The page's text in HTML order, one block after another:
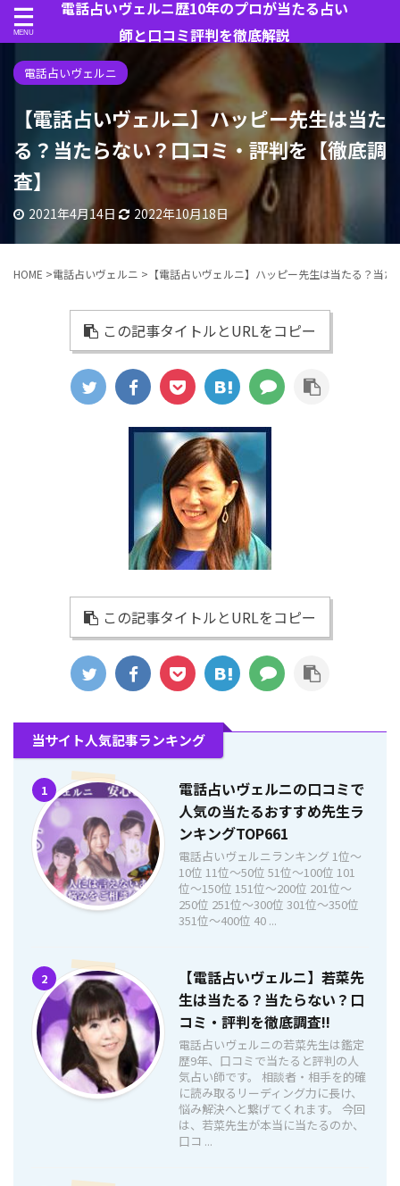
電話占いヴェルニ歴10年のプロが当たる占い
師と口コミ評判を徹底解説
電話占いヴェルニ
【電話占いヴェルニ】ハッピー先生は当た
る？当たらない？口コミ・評判を【徹底調
査】
2021年4月14日 2022年10月18日
HOME >電話占いヴェルニ > 【電話占いヴェルニ】ハッピー先生は当たる？当
この記事タイトルとURLをコピー
この記事タイトルとURLをコピー
当サイト人気記事ランキング
1
電話占いヴェルニの口コミで
人気の当たるおすすめ先生ラ
ンキングTOP661
電話占いヴェルニランキング 1位〜
10位 11位〜50位 51位〜100位 101
位〜150位 151位〜200位 201位〜
250位 251位〜300位 301位〜350位
351位〜400位 40 ...
2
【電話占いヴェルニ】若菜先
生は当たる？当たらない？口
コミ・評判を徹底調査!!
電話占いヴェルニの若菜先生は鑑定
歴9年、口コミで当たると評判の人
気占い師です。 相談者・相手を的確
に読み取るリーディング力に長け、
悩み解決へと繋げてくれます。 今回
は、若菜先生が本当に当たるのか、
口コ ...